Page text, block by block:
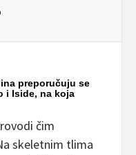
preporučuju se
i Iside, na koja
čim
skeletnim tlima